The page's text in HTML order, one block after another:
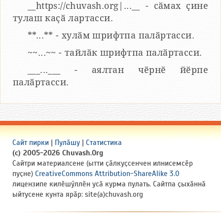
__https://chuvash.org|...__ - сӑмах ҫине
тулаш каҫӑ лартасси.
**...** - хулӑм шрифтпа палӑртасси.
~~...~~ - тайлӑк шрифтпа палӑртасси.
___...___ - аялтан чӗрнӗ йӗрпе
палӑртасси.
Сайт пирки | Пулӑшу | Статистика
(c) 2005-2026 Chuvash.Org
Сайтри материалсене (ытти ҫӑлкуҫсенчен илнисемсӗр
пуҫне) CreativeCommons Attribution-ShareAlike 3.0
лицензипе килӗшӳллӗн усӑ курма пулать. Сайтпа ҫыхӑннӑ
ыйтусене кунта ярӑр: site(a)chuvash.org